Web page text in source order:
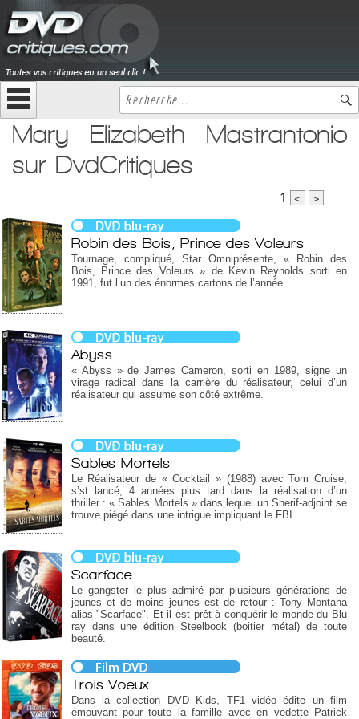
Mary Elizabeth Mastrantonio
sur DvdCritiques
1 < >
Robin des Bois, Prince des Voleurs
Tournage, compliqué, Star Omniprésente, « Robin des
Bois, Prince des Voleurs » de Kevin Reynolds sorti en
1991, fut l’un des énormes cartons de l’année.
Abyss
« Abyss » de James Cameron, sorti en 1989, signe un
virage radical dans la carrière du réalisateur, celui d’un
réalisateur qui assume son côté extrême.
Sables Mortels
Le Réalisateur de « Cocktail » (1988) avec Tom Cruise,
s’st lancé, 4 années plus tard dans la réalisation d’un
thriller : « Sables Mortels » dans lequel un Sherif-adjoint se
trouve piégé dans une intrigue impliquant le FBI.
Scarface
Le gangster le plus admiré par plusieurs générations de
jeunes et de moins jeunes est de retour : Tony Montana
alias "Scarface". Et il est prêt à conquérir le monde du Blu
ray dans une édition Steelbook (boitier métal) de toute
beauté.
Trois Voeux
Dans la collection DVD Kids, TF1 vidéo édite un film
émouvant pour toute la famille avec en vedette Patrick